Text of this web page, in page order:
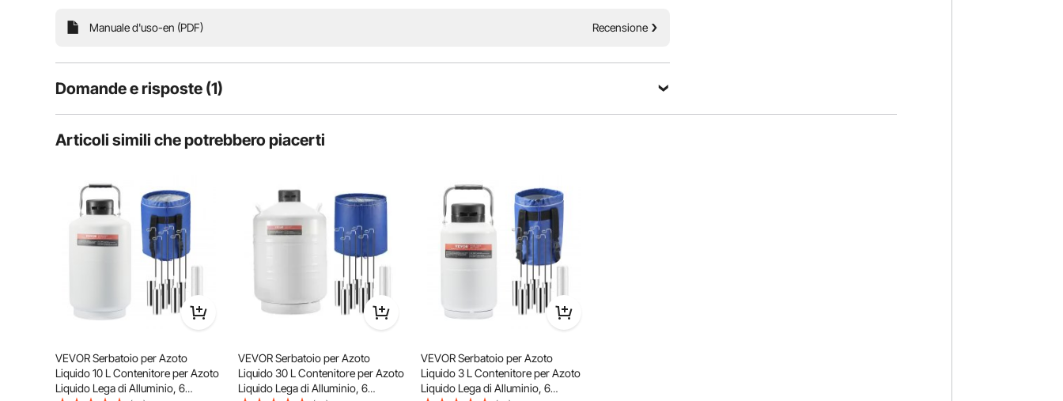
Realizzato con precisione, il nostro serbatoio di azoto liquido è realizzato in materiale di alluminio aeronautico ad
Manuale d'uso-en (PDF) Recensione
Domande e risposte (1)
1 Domande
che dimensione hanno i 6 contenitori all'interno del serbatoi?
Rispondere a questa domanda
È 38mm*276mm
Articoli simili che potrebbero piacerti
VEVOR Serbatoio per Azoto
Liquido 10 L Contenitore per Azoto
Liquido Lega di Alluminio, 6
VEVOR Serbatoio per Azoto
Liquido 30 L Contenitore per Azoto
Liquido Lega di Alluminio, 6
VEVOR Serbatoio per Azoto
Liquido 3 L Contenitore per Azoto
Liquido Lega di Alluminio, 6